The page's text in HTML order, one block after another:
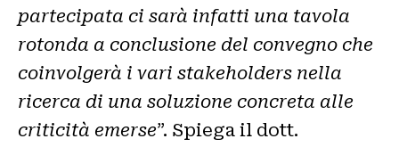
partecipata ci sarà infatti una tavola
rotonda a conclusione del convegno che
coinvolgerà i vari stakeholders nella
ricerca di una soluzione concreta alle
criticità emerse”. Spiega il dott.